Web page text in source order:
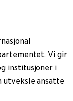
Vi gir
institusjoner i
utveksle ansatte